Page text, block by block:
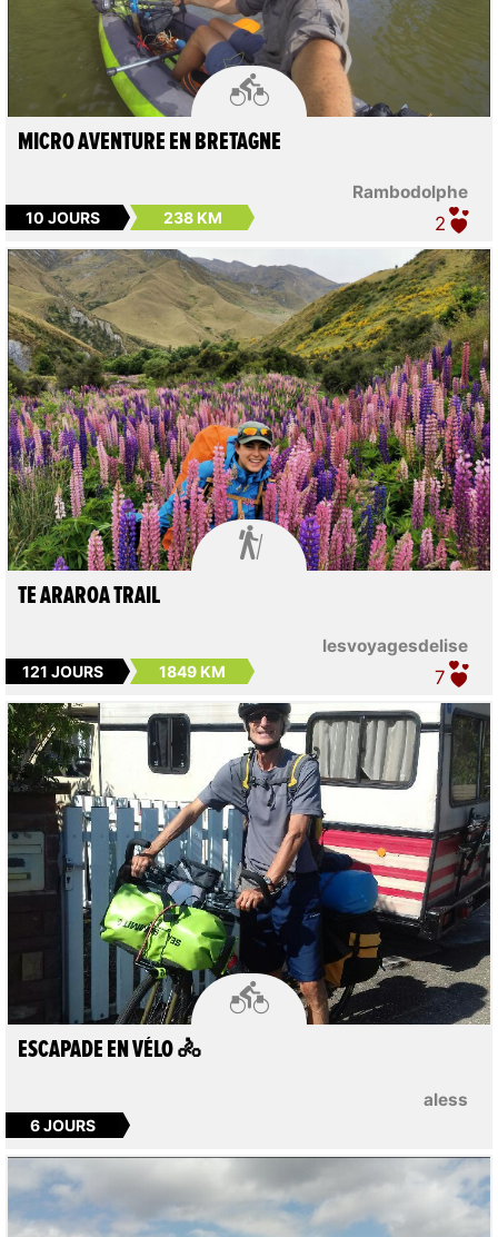

Rambodolphe
MICRO AVENTURE EN BRETAGNE
10 JOURS 238 KM 2

lesvoyagesdelise
TE ARAROA TRAIL
121 JOURS 1849 KM 7

aless
ESCAPADE EN VÉLO 🚴
6 JOURS